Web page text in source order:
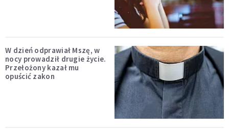
W dzień odprawiał Mszę, w
nocy prowadził drugie życie.
Przełożony kazał mu
opuścić zakon